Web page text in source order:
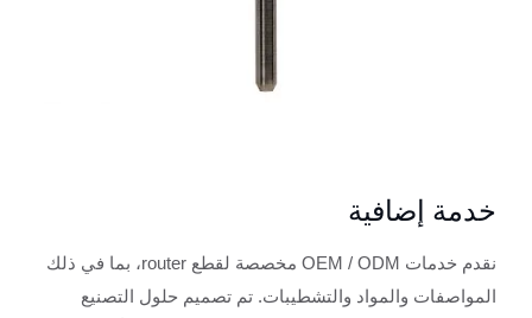
خدمة إضافية
نقدم خدمات OEM / ODM مخصصة لقطع router، بما في ذلك
المواصفات والمواد والتشطيبات. تم تصميم حلول التصنيع